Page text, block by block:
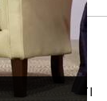
किया जाएगा।